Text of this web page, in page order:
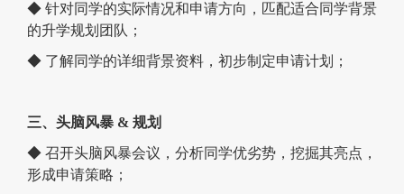
◆ 针对同学的实际情况和申请方向，匹配适合同学背景
的升学规划团队；
◆ 了解同学的详细背景资料，初步制定申请计划；
三、头脑风暴 & 规划
◆ 召开头脑风暴会议，分析同学优劣势，挖掘其亮点，
形成申请策略；